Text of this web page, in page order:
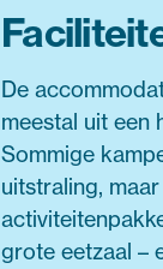
De
meestal uit een
Sommige
uitstraling,
grote eetzaal –